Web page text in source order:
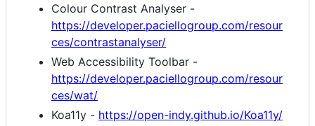
Colour Contrast Analyser -
https://developer.paciellogroup.com/resour
ces/contrastanalyser/
Web Accessibility Toolbar -
https://developer.paciellogroup.com/resour
ces/wat/
Koa11y - https://open-indy.github.io/Koa11y/